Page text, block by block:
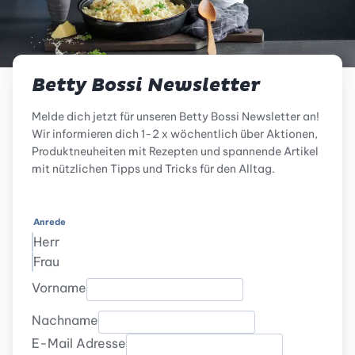
Betty Bossi Newsletter
Melde dich jetzt für unseren Betty Bossi Newsletter an!
Wir informieren dich 1-2 x wöchentlich über Aktionen,
Produktneuheiten mit Rezepten und spannende Artikel
mit nützlichen Tipps und Tricks für den Alltag.
Anrede
Herr
Frau
Vorname
Nachname
E-Mail Adresse